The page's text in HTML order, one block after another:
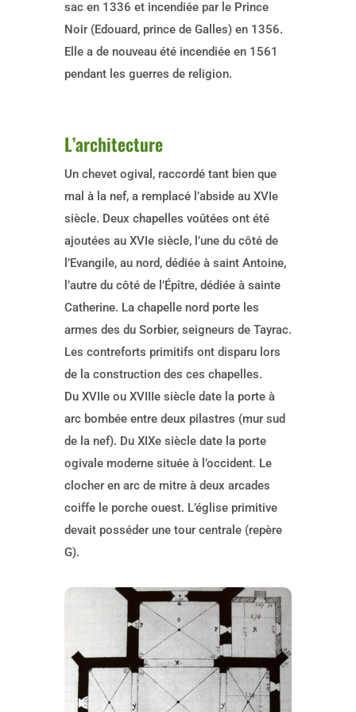
sac en 1336 et incendiée par le Prince
Noir (Edouard, prince de Galles) en 1356.
Elle a de nouveau été incendiée en 1561
pendant les guerres de religion.
L’architecture
Un chevet ogival, raccordé tant bien que
mal à la nef, a remplacé l’abside au XVIe
siècle. Deux chapelles voûtées ont été
ajoutées au XVIe siècle, l’une du côté de
l’Evangile, au nord, dédiée à saint Antoine,
l’autre du côté de l’Épître, dédiée à sainte
Catherine. La chapelle nord porte les
armes des du Sorbier, seigneurs de Tayrac.
Les contreforts primitifs ont disparu lors
de la construction des ces chapelles.
Du XVIIe ou XVIIIe siècle date la porte à
arc bombée entre deux pilastres (mur sud
de la nef). Du XIXe siècle date la porte
ogivale moderne située à l’occident. Le
clocher en arc de mitre à deux arcades
coiffe le porche ouest. L’église primitive
devait posséder une tour centrale (repère
G).